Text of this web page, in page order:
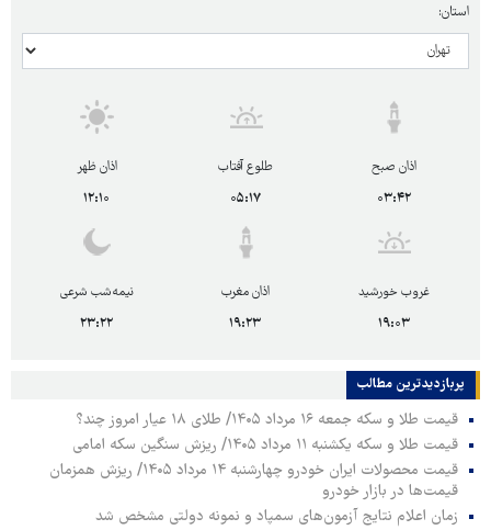
استان:
اذان صبح
۰۳:۴۲
طلوع آفتاب
۰۵:۱۷
اذان ظهر
۱۲:۱۰
غروب خورشید
۱۹:۰۳
اذان مغرب
۱۹:۲۳
نیمه‌شب شرعی
۲۳:۲۲
پربازدیدترین‌ مطالب
قیمت طلا و سکه جمعه ۱۶ مرداد ۱۴۰۵/ طلای ۱۸ عیار امروز چند؟
قیمت طلا و سکه یکشنبه ۱۱ مرداد ۱۴۰۵/ ریزش سنگین سکه امامی
قیمت محصولات ایران خودرو چهارشنبه ۱۴ مرداد ۱۴۰۵/ ریزش همزمان
قیمت‌ها در بازار خودرو
زمان اعلام نتایج آزمون‌های سمپاد و نمونه دولتی مشخص شد